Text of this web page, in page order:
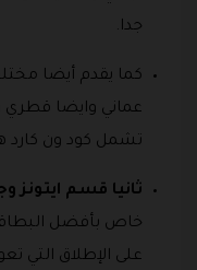
جدا.
كما يقدم أيضا
عماني وايضا قطري
تشمل كود ون كارد
ثانيا قسم ايتونز
خاص بأفضل
على الإطلاق التي